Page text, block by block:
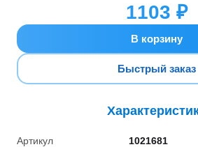
1103 ₽
В корзину
Быстрый заказ
Артикул 1021681